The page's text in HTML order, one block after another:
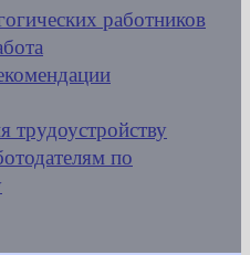
работников
трудоустройству
по